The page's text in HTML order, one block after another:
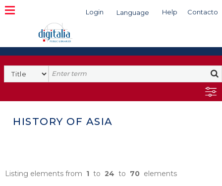
Login Language Help Contacto
Search
HISTORY OF ASIA
Listing elements from 1 to 24 to 70 elements